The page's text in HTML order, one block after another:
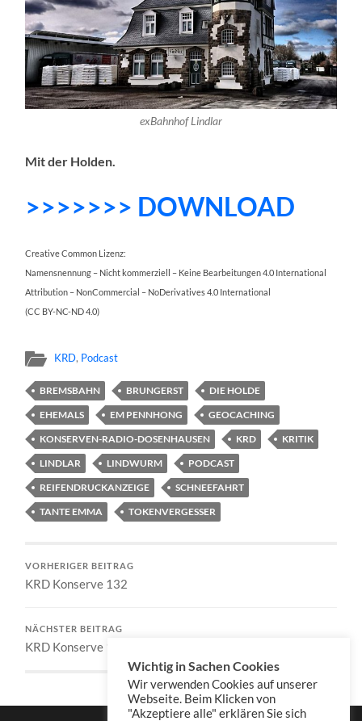
exBahnhof Lindlar
Mit der Holden.
>>>>>>> DOWNLOAD
Creative Common Lizenz:
Namensnennung – Nicht kommerziell – Keine Bearbeitungen 4.0 International
Attribution – NonCommercial – NoDerivatives 4.0 International
(CC BY-NC-ND 4.0)
KRD, Podcast
BREMSBAHN BRUNGERST
DIE HOLDE
EHEMALS
EM PENNHONG
GEOCACHING
KONSERVEN-RADIO-DOSENHAUSEN
KRD
KRITIK
LINDLAR
LINDWURM
PODCAST
REIFENDRUCKANZEIGE
SCHNEEFAHRT
TANTE EMMA
TOKENVERGESSER
VORHERIGER BEITRAG
KRD Konserve 132
NÄCHSTER BEITRAG
KRD Konserve 134
Wichtig in Sachen Cookies
Wir verwenden Cookies auf unserer
Webseite. Beim Klicken von
"Akzeptiere alle" erklären Sie sich